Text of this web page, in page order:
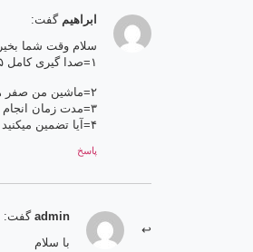
ابراهیم گفت:
سلام وقت شما بخیر
۱=صدا گیری کامل ۴۰۵ دوگانه چند میشه؟
۲=ماشین من صفر هست آیا گارانتی ماشین با این امر باطل میشه؟
۳=مدت زمان انجام اینکار بفرمائید ؟
۴=آیا تضمین میکنید که صدای ماشین گرفت میشود؟
پاسخ
admin گفت:
با سلام